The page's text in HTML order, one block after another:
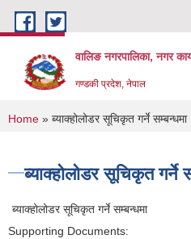
Skip to main content
वालिङ नगरपालिका, नगर
गण्डकी प्रदेश, नेपाल
You are here
Home » ब्याक्होलोडर सूचिकृत गर्ने सम्बन्धमा
ब्याक्होलोडर सूचिकृत गर्ने
ब्याक्होलोडर सूचिकृत गर्ने सम्बन्धमा
Supporting Documents: